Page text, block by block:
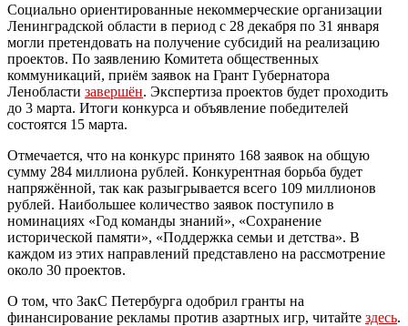
Социально ориентированные некоммерческие организации
Ленинградской области в период с 28 декабря по 31 января
могли претендовать на получение субсидий на реализацию
проектов. По заявлению Комитета общественных
коммуникаций, приём заявок на Грант Губернатора
Ленобласти завершён. Экспертиза проектов будет проходить
до 3 марта. Итоги конкурса и объявление победителей
состоятся 15 марта.
Отмечается, что на конкурс принято 168 заявок на общую
сумму 284 миллиона рублей. Конкурентная борьба будет
напряжённой, так как разыгрывается всего 109 миллионов
рублей. Наибольшее количество заявок поступило в
номинациях «Год команды знаний», «Сохранение
исторической памяти», «Поддержка семьи и детства». В
каждом из этих направлений представлено на рассмотрение
около 30 проектов.
О том, что ЗакС Петербурга одобрил гранты на
финансирование рекламы против азартных игр, читайте здесь.